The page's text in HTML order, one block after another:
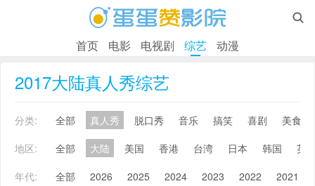

首页 电影 电视剧 综艺 动漫
2017大陆真人秀综艺
分类: 全部 真人秀 脱口秀 音乐 搞笑 喜剧
美食
地区:
全部 大陆 美国 香港 台湾 日本 韩国
英
年代:
全部 2026 2025 2024 2023 2022 2021